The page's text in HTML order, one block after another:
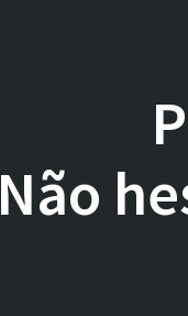
Não